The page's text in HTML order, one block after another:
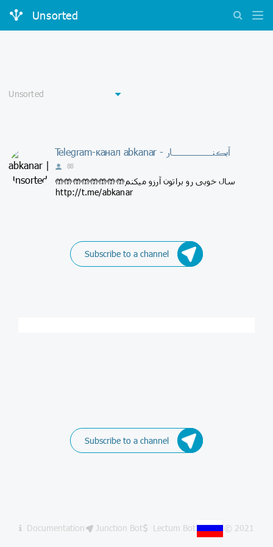
Unsorted
Telegram-канал abkanar - آبڪنـــــــــــــــــار
88
🤲🤲🤲🤲🤲🤲🤲🤲سال خوبی رو براتون آرزو میکنم
http://t.me/abkanar
Subscribe to a channel
Subscribe to a channel
Documentation Junction Bot Lectum Bot © 2021